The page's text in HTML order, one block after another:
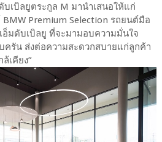
บเบิลยูตระกูล M มานำเสนอให้แก่
Premium Selection รถยนต์มือ
อ็มดับเบิลยู ที่จะมามอบความมั่นใจ
ครัน ส่งต่อความสะดวกสบายแก่ลูกค้า
เคียง”